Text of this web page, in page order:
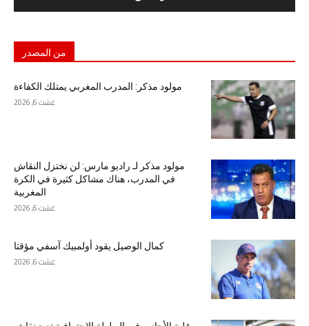
من المصدر
مولود مذكر: المدرب المغربي يمتلك الكفاءة
غشت 6, 2026
مولود مذكر لـ راديو مارس: لن نختزل النقاش
في المدرب، هناك مشاكل كثيرة في الكرة
المغربية
غشت 6, 2026
كمال الوصيل يقود أولمبيك آسفي مؤقتا
غشت 6, 2026